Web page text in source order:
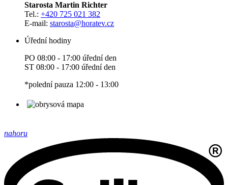
Starosta Martin Richter
Tel.: +420 725 021 382
E-mail: starosta@horatev.cz
Úřední hodiny
PO 08:00 - 17:00 úřední den
ST 08:00 - 17:00 úřední den
*polední pauza 12:00 - 13:00
nahoru